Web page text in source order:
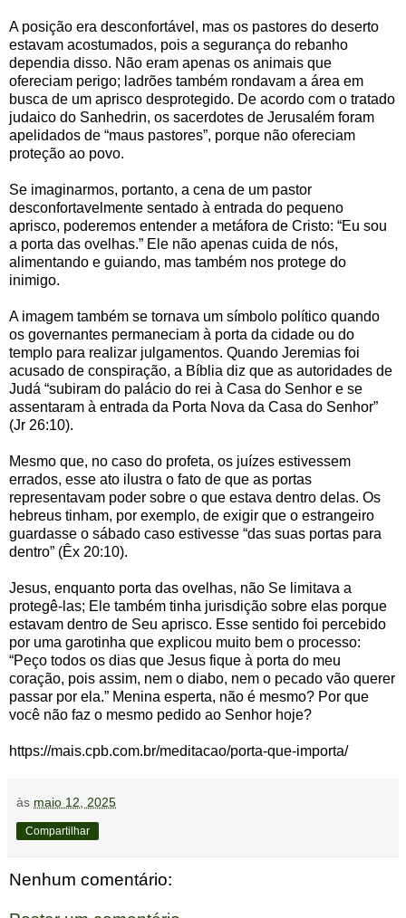
A posição era desconfortável, mas os pastores do deserto
estavam acostumados, pois a segurança do rebanho
dependia disso. Não eram apenas os animais que
ofereciam perigo; ladrões também rondavam a área em
busca de um aprisco desprotegido. De acordo com o tratado
judaico do Sanhedrin, os sacerdotes de Jerusalém foram
apelidados de “maus pastores”, porque não ofereciam
proteção ao povo.
Se imaginarmos, portanto, a cena de um pastor
desconfortavelmente sentado à entrada do pequeno
aprisco, poderemos entender a metáfora de Cristo: “Eu sou
a porta das ovelhas.” Ele não apenas cuida de nós,
alimentando e guiando, mas também nos protege do
inimigo.
A imagem também se tornava um símbolo político quando
os governantes permaneciam à porta da cidade ou do
templo para realizar julgamentos. Quando Jeremias foi
acusado de conspiração, a Bíblia diz que as autoridades de
Judá “subiram do palácio do rei à Casa do Senhor e se
assentaram à entrada da Porta Nova da Casa do Senhor”
(Jr 26:10).
Mesmo que, no caso do profeta, os juízes estivessem
errados, esse ato ilustra o fato de que as portas
representavam poder sobre o que estava dentro delas. Os
hebreus tinham, por exemplo, de exigir que o estrangeiro
guardasse o sábado caso estivesse “das suas portas para
dentro” (Êx 20:10).
Jesus, enquanto porta das ovelhas, não Se limitava a
protegê-las; Ele também tinha jurisdição sobre elas porque
estavam dentro de Seu aprisco. Esse sentido foi percebido
por uma garotinha que explicou muito bem o processo:
“Peço todos os dias que Jesus fique à porta do meu
coração, pois assim, nem o diabo, nem o pecado vão querer
passar por ela.” Menina esperta, não é mesmo? Por que
você não faz o mesmo pedido ao Senhor hoje?
https://mais.cpb.com.br/meditacao/porta-que-importa/
às maio 12, 2025
Compartilhar
Nenhum comentário: